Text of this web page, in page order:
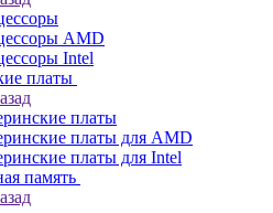
AMD
Intel
платы
платы
платы для AMD
платы для Intel
память